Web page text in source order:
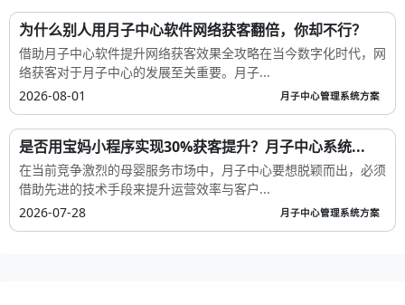
为什么别人用月子中心软件网络获客翻倍，你却不行？
借助月子中心软件提升网络获客效果全攻略在当今数字化时代，网
络获客对于月子中心的发展至关重要。月子...
2026-08-01
月子中心管理系统方案
是否用宝妈小程序实现30%获客提升？月子中心系统...
在当前竞争激烈的母婴服务市场中，月子中心要想脱颖而出，必须
借助先进的技术手段来提升运营效率与客户...
2026-07-28
月子中心管理系统方案